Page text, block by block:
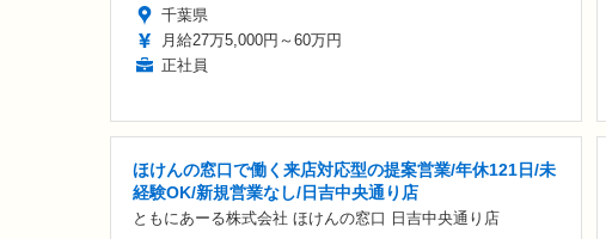
千葉県
月給27万5,000円～60万円
正社員
ほけんの窓口で働く来店対応型の提案営業/年休121日/未
経験OK/新規営業なし/日吉中央通り店
ともにあーる株式会社 ほけんの窓口 日吉中央通り店